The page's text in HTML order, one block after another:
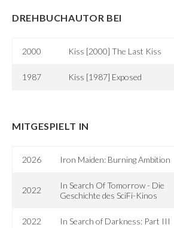
DREHBUCHAUTOR BEI
2000 Kiss [2000] The Last Kiss
1987 Kiss [1987] Exposed
MITGESPIELT IN
2026 Iron Maiden: Burning Ambition
2022
In Search Of Tomorrow - Die
Geschichte des SciFi-Kinos
2022 In Search of Darkness: Part III